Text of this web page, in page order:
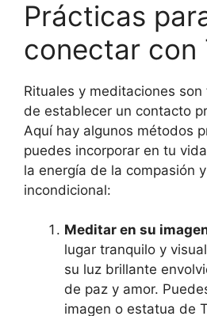
Prácticas
conectar con
Rituales y meditaciones
de establecer un contacto
Aquí hay algunos métodos
puedes incorporar en tu
la energía de la compasión
incondicional:
Meditar en su
lugar tranquilo y
su luz brillante
de paz y amor.
imagen o estatua de